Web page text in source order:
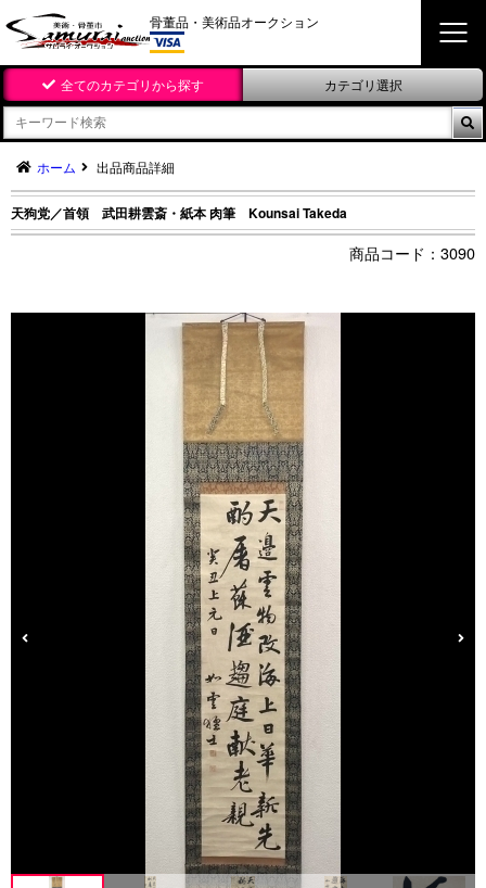
骨董品・美術品オークション
全てのカテゴリから探す カテゴリ選択

ホーム 出品商品詳細
天狗党／首領 武田耕雲斎・紙本 肉筆 Kounsai Takeda
3090